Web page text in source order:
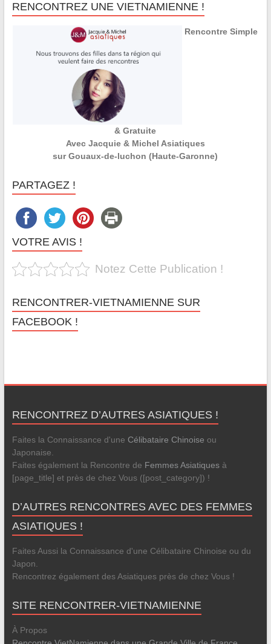
RENCONTREZ UNE VIETNAMIENNE !
Rencontre Simple
& Gratuite
Avec Jacquie & Michel Asiatiques
sur Gouaux-de-luchon (Haute-Garonne)
PARTAGEZ !
VOTRE AVIS !
Notez Cette Publication !
RENCONTRER-VIETNAMIENNE SUR
FACEBOOK !
RENCONTREZ D’AUTRES ASIATIQUES !
Faites la Connaissance d'une Célibataire Chinoise ou
Japonaise.
Faites également la Rencontre de Femmes Asiatiquesà
[page_title] et près de chez Vous ([post_category]) !
D’AUTRES RENCONTRES AVEC DES FEMMES
ASIATIQUES !
Faites Aussi la Connaissance d'une Célibataire Chinoise ou du
Japon.
Rencontrez également des Asiatiques près de chez Vous !
SITE RENCONTRER-VIETNAMIENNE
À Propos